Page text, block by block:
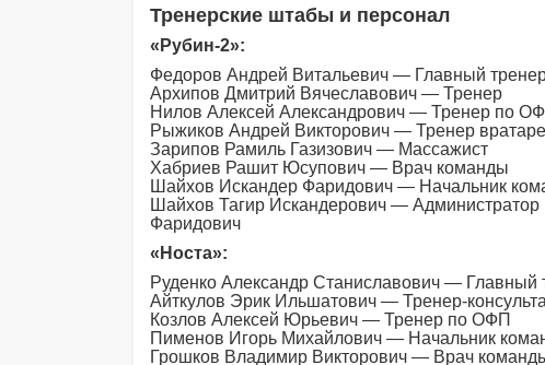
Тренерские штабы и персонал
«Рубин-2»:
Федоров Андрей Витальевич — Главный
Архипов Дмитрий Вячеславович — Тренер
Нилов Алексей Александрович — Тренер по
Рыжиков Андрей Викторович — Тренер
Зарипов Рамиль Газизович — Массажист
Хабриев Рашит Юсупович — Врач команды
Шайхов Искандер Фаридович — Начальник
Шайхов Тагир Искандерович —
Фаридович
«Носта»:
Руденко Александр Станиславович — Главный
Айткулов Эрик Ильшатович — Тренер-
Козлов Алексей Юрьевич — Тренер по ОФП
Пименов Игорь Михайлович — Начальник
Грошков Владимир Викторович — Врач